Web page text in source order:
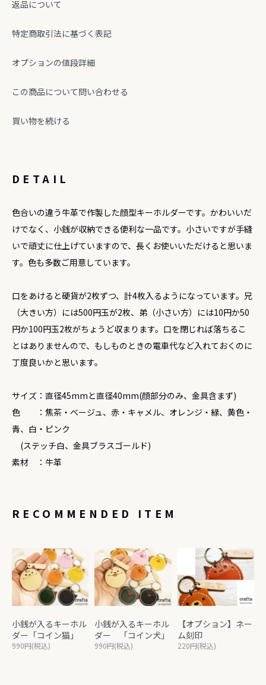
返品について
特定商取引法に基づく表記
オプションの値段詳細
この商品について問い合わせる
買い物を続ける
DETAIL
色合いの違う牛革で作製した顔型キーホルダーです。かわいいだ
けでなく、小銭が収納できる便利な一品です。小さいですが手縫
いで頑丈に仕上げていますので、長くお使いいただけると思いま
す。色も多数ご用意しています。
口をあけると硬貨が2枚ずつ、計4枚入るようになっています。兄
（大きい方）には500円玉が2枚、弟（小さい方）には10円か50
円か100円玉2枚がちょうど収まります。口を閉じれば落ちるこ
とはありませんので、もしものときの電車代など入れておくのに
丁度良いかと思います。
サイズ：直径45mmと直径40mm(顔部分のみ、金具含まず)
色 ：焦茶・ベージュ、赤・キャメル、オレンジ・緑、黄色・
青、白・ピンク
(ステッチ白、金具ブラスゴールド)
素材 ：牛革
RECOMMENDED ITEM
小銭が入るキーホル
ダー「コイン猫」
990円(税込)
小銭が入るキーホル
ダー 「コイン犬」
990円(税込)
【オプション】ネー
ム刻印
220円(税込)